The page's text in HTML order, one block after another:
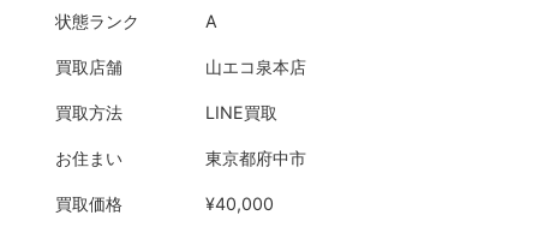
状態ランク A
買取店舗 山エコ泉本店
買取方法 LINE買取
お住まい 東京都府中市
買取価格 ¥40,000